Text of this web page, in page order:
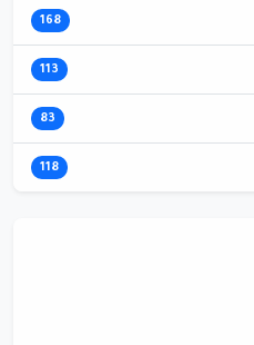
168
113
83
118